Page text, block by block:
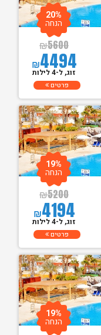
₪5600
₪4494
20%
הנחה
זוג, ל-4 לילות
פרטים
₪5200
₪4194
19%
הנחה
זוג, ל-4 לילות
פרטים
19%
הנחה